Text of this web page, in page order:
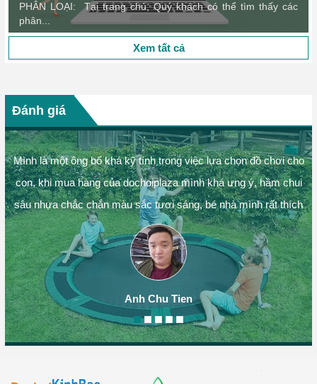
PHÂN LOẠI: Tại trang chủ, Quý khách có thể tìm thấy các
phân...
Xem tất cả
Đánh giá
Mình là một ông bố khá kỹ tính trong việc lựa chọn đồ chơi cho
con, khi mua hàng của dochoiplaza mình khá ưng ý, hầm chui
sâu nhựa chắc chắn màu sắc tươi sáng, bé nhà mình rất thích
Anh Chu Tien